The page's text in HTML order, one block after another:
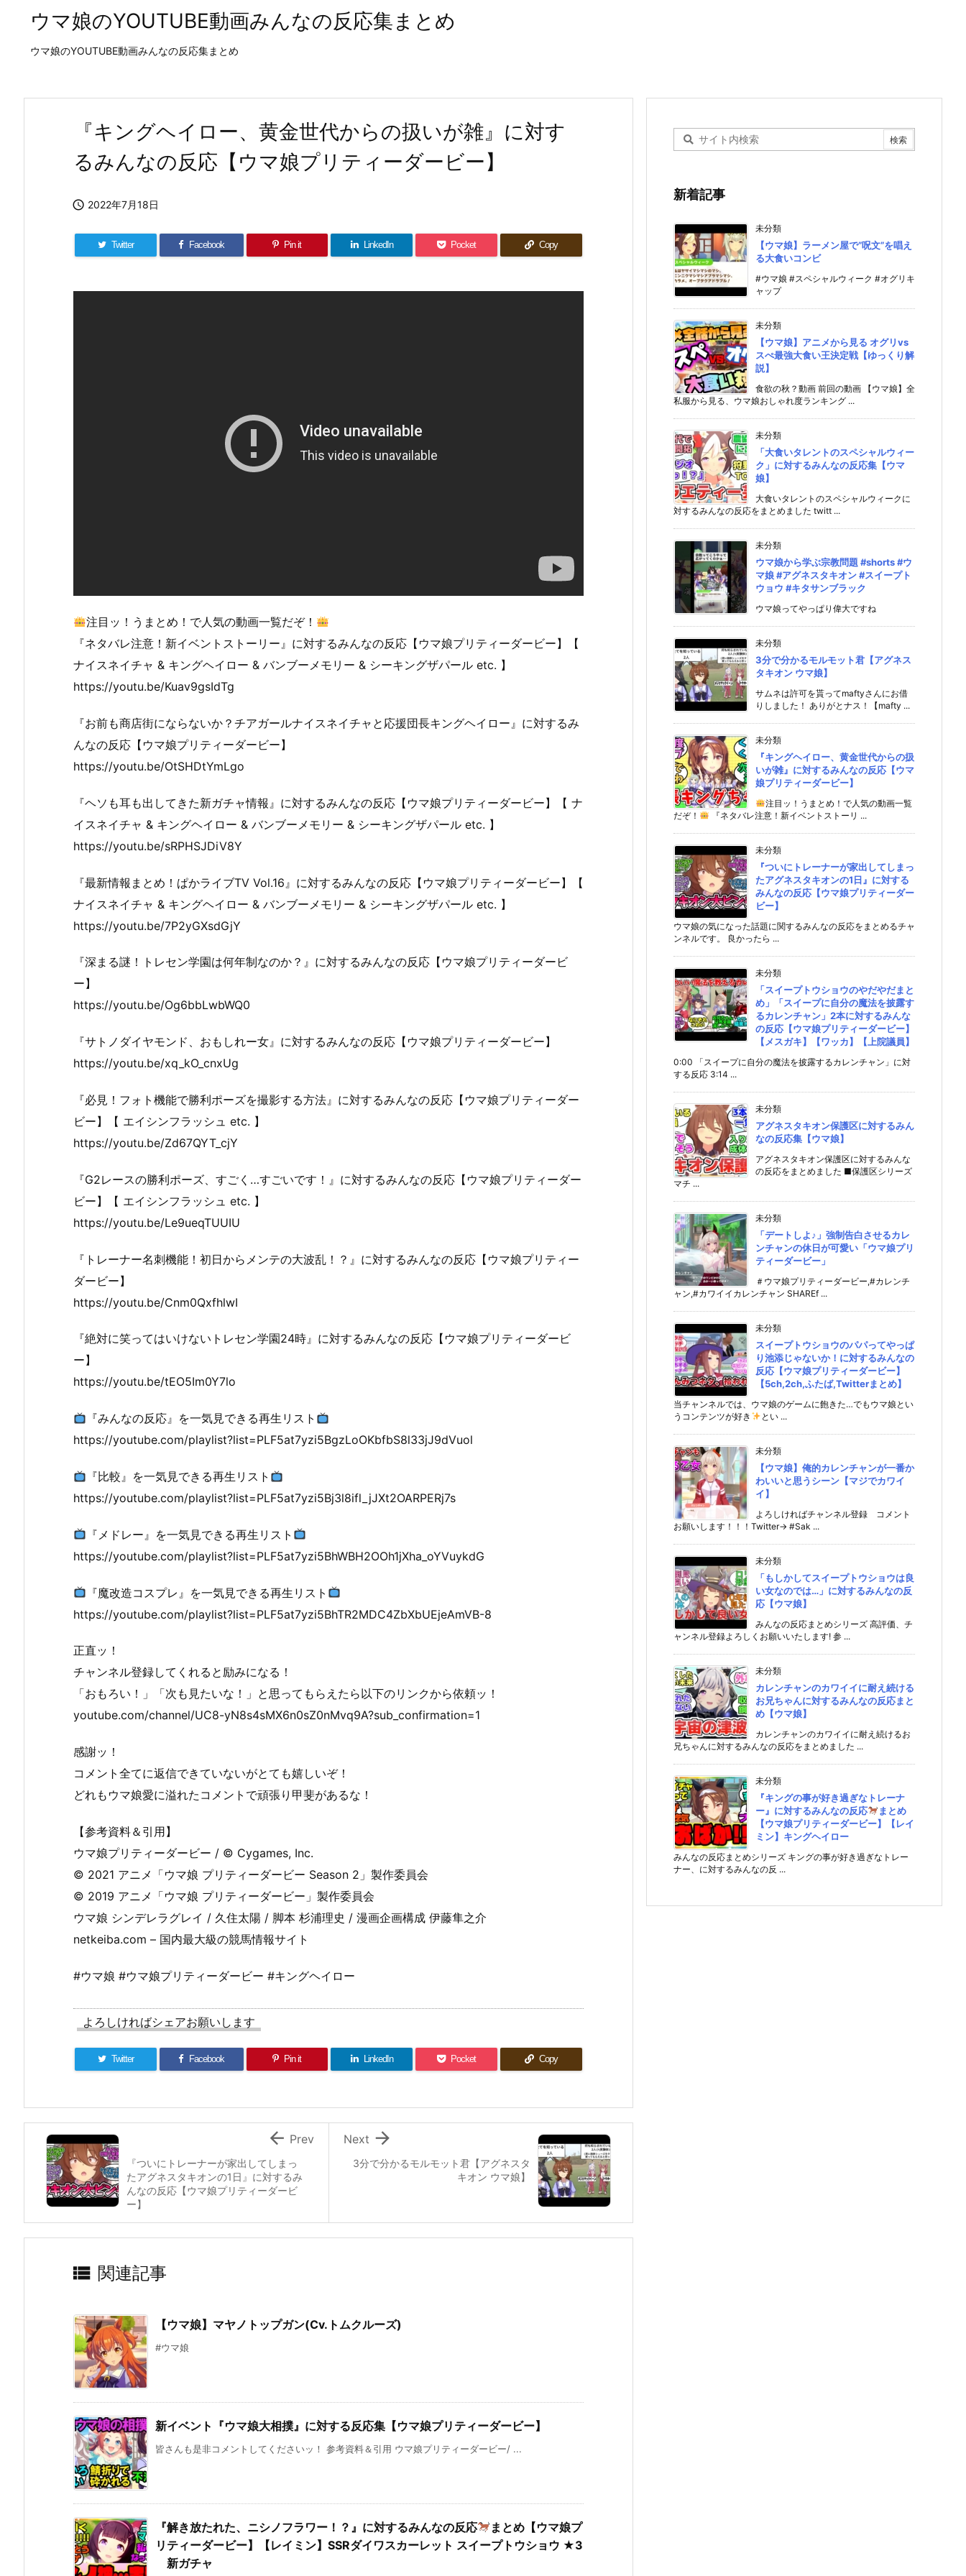
ウマ娘のYOUTUBE動画みんなの反応集まとめ
ウマ娘のYOUTUBE動画みんなの反応集まとめ
『キングヘイロー、黄金世代からの扱いが雑』に対す
るみんなの反応【ウマ娘プリティーダービー】
 2022年7月18日
Twitter Facebook Pin it LinkedIn Pocket Copy
注目ッ！うまとめ！で人気の動画一覧だぞ！
『ネタバレ注意！新イベントストーリー』に対するみんなの反応【ウマ娘プリティーダービー】【
ナイスネイチャ & キングヘイロー & バンブーメモリー & シーキングザパール etc. 】
https://youtu.be/Kuav9gsIdTg
『お前も商店街にならないか？チアガールナイスネイチャと応援団長キングヘイロー』に対するみ
んなの反応【ウマ娘プリティーダービー】
https://youtu.be/OtSHDtYmLgo
『ヘソも耳も出してきた新ガチャ情報』に対するみんなの反応【ウマ娘プリティーダービー】【 ナ
イスネイチャ & キングヘイロー & バンブーメモリー & シーキングザパール etc. 】
https://youtu.be/sRPHSJDiV8Y
『最新情報まとめ！ぱかライブTV Vol.16』に対するみんなの反応【ウマ娘プリティーダービー】【
ナイスネイチャ & キングヘイロー & バンブーメモリー & シーキングザパール etc. 】
https://youtu.be/7P2yGXsdGjY
『深まる謎！トレセン学園は何年制なのか？』に対するみんなの反応【ウマ娘プリティーダービ
ー】
https://youtu.be/Og6bbLwbWQ0
『サトノダイヤモンド、おもしれー女』に対するみんなの反応【ウマ娘プリティーダービー】
https://youtu.be/xq_kO_cnxUg
『必見！フォト機能で勝利ポーズを撮影する方法』に対するみんなの反応【ウマ娘プリティーダー
ビー】【 エイシンフラッシュ etc. 】
https://youtu.be/Zd67QYT_cjY
『G2レースの勝利ポーズ、すごく…すごいです！』に対するみんなの反応【ウマ娘プリティーダー
ビー】【 エイシンフラッシュ etc. 】
https://youtu.be/Le9ueqTUUIU
『トレーナー名刺機能！初日からメンテの大波乱！？』に対するみんなの反応【ウマ娘プリティー
ダービー】
https://youtu.be/Cnm0QxfhlwI
『絶対に笑ってはいけないトレセン学園24時』に対するみんなの反応【ウマ娘プリティーダービ
ー】
https://youtu.be/tEO5Im0Y7lo
『みんなの反応』を一気見できる再生リスト
https://youtube.com/playlist?list=PLF5at7yzi5BgzLoOKbfbS8l33jJ9dVuol
『比較』を一気見できる再生リスト
https://youtube.com/playlist?list=PLF5at7yzi5Bj3l8ifl_jJXt2OARPERj7s
『メドレー』を一気見できる再生リスト
https://youtube.com/playlist?list=PLF5at7yzi5BhWBH2OOh1jXha_oYVuykdG
『魔改造コスプレ』を一気見できる再生リスト
https://youtube.com/playlist?list=PLF5at7yzi5BhTR2MDC4ZbXbUEjeAmVB-8
正直ッ！
チャンネル登録してくれると励みになる！
「おもろい！」「次も見たいな！」と思ってもらえたら以下のリンクから依頼ッ！
youtube.com/channel/UC8-yN8s4sMX6n0sZ0nMvq9A?sub_confirmation=1
感謝ッ！
コメント全てに返信できていないがとても嬉しいぞ！
どれもウマ娘愛に溢れたコメントで頑張り甲斐があるな！
【参考資料＆引用】
ウマ娘プリティーダービー / © Cygames, Inc.
© 2021 アニメ「ウマ娘 プリティーダービー Season 2」製作委員会
© 2019 アニメ「ウマ娘 プリティーダービー」製作委員会
ウマ娘 シンデレラグレイ / 久住太陽 / 脚本 杉浦理史 / 漫画企画構成 伊藤隼之介
netkeiba.com – 国内最大級の競馬情報サイト
#ウマ娘 #ウマ娘プリティーダービー #キングヘイロー
よろしければシェアお願いします
Twitter Facebook Pin it LinkedIn Pocket Copy
3分で分かるモルモット君【アグネスタ
キオン ウマ娘】

Next
『ついにトレーナーが家出してしまっ
たアグネスタキオンの1日』に対するみ
んなの反応【ウマ娘プリティーダービ
ー】
 Prev
 関連記事
【ウマ娘】マヤノトップガン(Cv.トムクルーズ)
#ウマ娘
新イベント『ウマ娘大相撲』に対する反応集【ウマ娘プリティーダービー】
皆さんも是非コメントしてくださいッ！ 参考資料＆引用 ウマ娘プリティーダービー/ ...
『解き放たれた、ニシノフラワー！？』に対するみんなの反応
まとめ【ウマ娘プ
リティーダービー】【レイミン】SSRダイワスカーレット スイープトウショウ ★3
新ガチャ
新着記事
未分類
【ウマ娘】ラーメン屋で”呪文”を唱え
る大食いコンビ
#ウマ娘 #スペシャルウィーク #オグリキ
ャップ
未分類
【ウマ娘】アニメから見る オグリvs
スぺ最強大食い王決定戦【ゆっくり解
説】
食欲の秋？動画 前回の動画 【ウマ娘】全
私服から見る、ウマ娘おしゃれ度ランキング ...
未分類
「大食いタレントのスペシャルウィー
ク」に対するみんなの反応集【ウマ
娘】
大食いタレントのスペシャルウィークに
対するみんなの反応をまとめました twitt ...
未分類
ウマ娘から学ぶ宗教問題 #shorts #ウ
マ娘 #アグネスタキオン #スイープト
ウョウ #キタサンブラック
ウマ娘ってやっぱり偉大ですね
未分類
3分で分かるモルモット君【アグネス
タキオン ウマ娘】
サムネは許可を貰ってmaftyさんにお借
りしました！ ありがとナス！【mafty ...
未分類
『キングヘイロー、黄金世代からの扱
いが雑』に対するみんなの反応【ウマ
娘プリティーダービー】
注目ッ！うまとめ！で人気の動画一覧
だぞ！
『ネタバレ注意！新イベントストーリ ...
未分類
『ついにトレーナーが家出してしまっ
たアグネスタキオンの1日』に対する
みんなの反応【ウマ娘プリティーダー
ビー】
ウマ娘の気になった話題に関するみんなの反応をまとめるチャ
ンネルです。 良かったら ...
未分類
「スイープトウショウのやだやだまと
め」「スイープに自分の魔法を披露す
るカレンチャン」2本に対するみんな
の反応【ウマ娘プリティーダービー】
【メスガキ】【ワッカ】【上院議員】
0:00 「スイープに自分の魔法を披露するカレンチャン」に対
する反応 3:14 ...
未分類
アグネスタキオン保護区に対するみん
なの反応集【ウマ娘】
アグネスタキオン保護区に対するみんな
の反応をまとめました ■保護区シリーズ
マチ ...
未分類
「デートしよ♪」強制告白させるカレ
ンチャンの休日が可愛い「ウマ娘プリ
ティーダービー」
＃ウマ娘プリティーダービー,#カレンチ
ャン,#カワイイカレンチャン SHAREf ...
未分類
スイープトウショウのパパってやっぱ
り池添じゃないか！に対するみんなの
反応【ウマ娘プリティーダービー】
【5ch,2ch,ふたば,Twitterまとめ】
当チャンネルでは、ウマ娘のゲームに飽きた…でもウマ娘とい
うコンテンツが好き
とい ...
未分類
【ウマ娘】俺的カレンチャンが一番か
わいいと思うシーン【マジでカワイ
イ】
よろしければチャンネル登録 コメント
お願いします！！！Twitter→ #Sak ...
未分類
「もしかしてスイープトウショウは良
い女なのでは…」に対するみんなの反
応【ウマ娘】
みんなの反応まとめシリーズ 高評価、チ
ャンネル登録よろしくお願いいたします! 参 ...
未分類
カレンチャンのカワイイに耐え続ける
お兄ちゃんに対するみんなの反応まと
め【ウマ娘】
カレンチャンのカワイイに耐え続けるお
兄ちゃんに対するみんなの反応をまとめました ...
未分類
『キングの事が好き過ぎなトレーナ
ー』に対するみんなの反応
まとめ
【ウマ娘プリティーダービー】【レイ
ミン】キングヘイロー
みんなの反応まとめシリーズ キングの事が好き過ぎなトレー
ナー、に対するみんなの反 ...